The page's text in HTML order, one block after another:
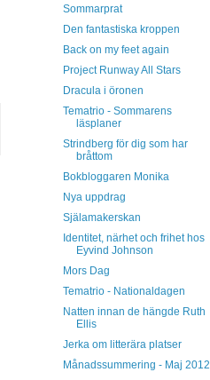
Sommarprat
Den fantastiska kroppen
Back on my feet again
Project Runway All Stars
Dracula i öronen
Tematrio - Sommarens
läsplaner
Strindberg för dig som har
bråttom
Bokbloggaren Monika
Nya uppdrag
Själamakerskan
Identitet, närhet och frihet hos
Eyvind Johnson
Mors Dag
Tematrio - Nationaldagen
Natten innan de hängde Ruth
Ellis
Jerka om litterära platser
Månadssummering - Maj 2012